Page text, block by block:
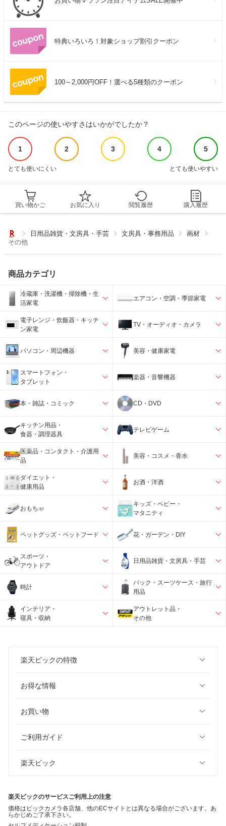
特典いろいろ！対象ショップ割引クーポン
100～2,000円OFF！選べる5種類のクーポン
このページの使いやすさはいかがでしたか？
1 2 3 4 5
とても使いにくい とても使いやすい
買い物かご お気に入り 閲覧履歴 購入履歴
日用品雑貨・文房具・手芸 文房具・事務用品
画材
その他
商品カテゴリ
冷蔵庫・洗濯機・掃除機・生
活家電
エアコン・空調・季節家電
電子レンジ・炊飯器・キッチ
ン家電
TV・オーディオ・カメラ
パソコン・周辺機器 美容・健康家電
スマートフォン・
タブレット
楽器・音響機器
本・雑誌・コミック CD・DVD
キッチン用品・
食器・調理器具
テレビゲーム
医薬品・コンタクト・介護用
品
美容・コスメ・香水
ダイエット・
健康用品
お酒・洋酒
おもちゃ
キッズ・ベビー・
マタニティ
ペットグッズ・ペットフード 花・ガーデン・DIY
スポーツ・
アウトドア
日用品雑貨・文房具・手芸
時計
バック・スーツケース・旅行
用品
インテリア・
寝具・収納
アウトレット品・
その他
楽天ビックの特徴
お得な情報
お買い物
ご利用ガイド
楽天ビック
楽天ビックのサービスご利用上の注意
価格はビックカメラ各店舗、他のECサイトとは異なる場合がございます。あ
らかじめご了承下さい。